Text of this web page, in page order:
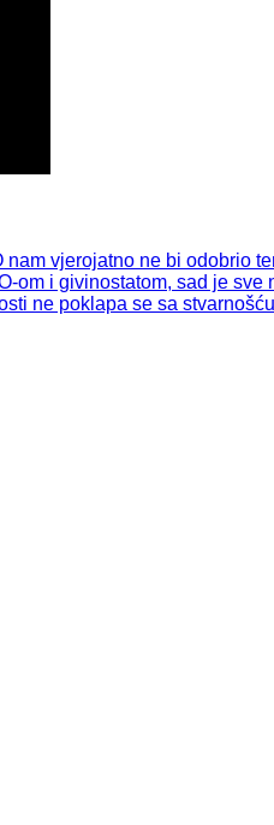
vjerojatno ne bi odobrio
om i givinostatom, sad je sve
ne poklapa se sa